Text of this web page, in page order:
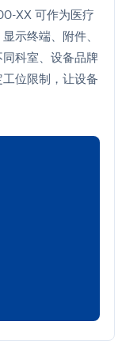
XX 可作为医疗
示终端、附件、
科室、设备品牌
位限制，让设备